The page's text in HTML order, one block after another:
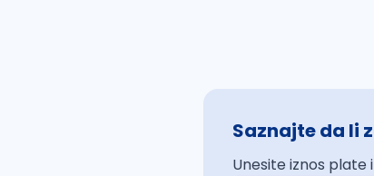
Saznajte da li
Unesite iznos plate